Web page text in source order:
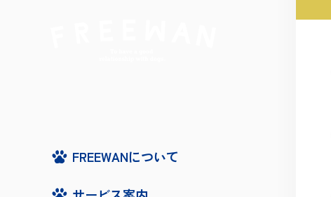
FREEWANについて